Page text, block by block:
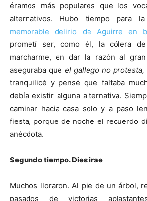
éramos más populares que los
alternativos. Hubo tiempo para
memorable delirio de Aguirre en
prometí ser, como él, la cólera
marcharme, en dar la razón al gran
aseguraba que el gallego no protesta,
tranquilicé y pensé que faltaba
debía existir alguna alternativa.
caminar hacia casa solo y a paso
fiesta, porque de noche el recuerdo
anécdota.
Segundo tiempo. Dies irae
Muchos lloraron. Al pie de un árbol,
pasados de victorias